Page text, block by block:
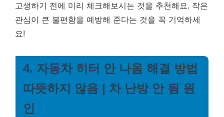
고생하기 전에 미리 체크해보시는 것을 추천해요. 작은
관심이 큰 불편함을 예방해 준다는 것을 꼭 기억하세
요!
4. 자동차 히터 안 나옴 해결 방법
따뜻하지 않음 | 차 난방 안 됨 원
인